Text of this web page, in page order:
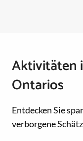
Aktivitäten
Ontarios
Entdecken Sie
verborgene